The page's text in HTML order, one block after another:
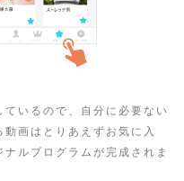
いるので、自分に必要ない
画はとりあえずお気に入
ルプログラムが完成されま